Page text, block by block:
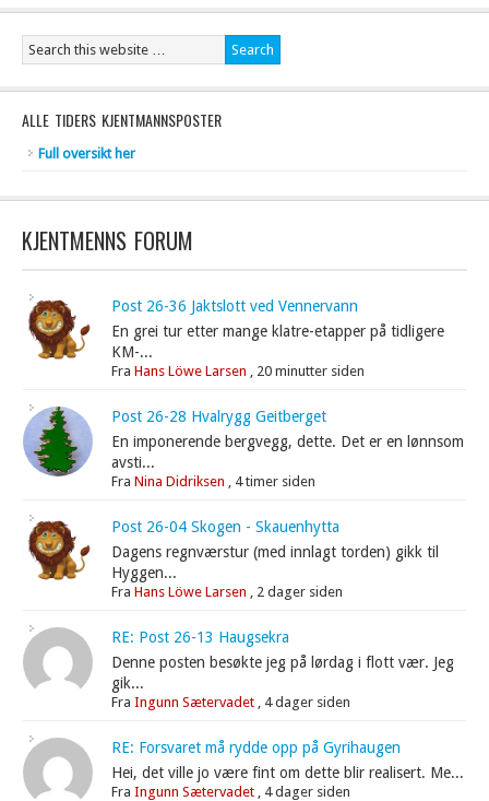
ALLE TIDERS KJENTMANNSPOSTER
Full oversikt her
KJENTMENNS FORUM
Post 26-36 Jaktslott ved Vennervann
En grei tur etter mange klatre-etapper på tidligere
KM-...
FraHans Löwe Larsen , 20 minutter siden
Post 26-28 Hvalrygg Geitberget
En imponerende bergvegg, dette. Det er en lønnsom
avsti...
FraNina Didriksen , 4 timer siden
Post 26-04 Skogen - Skauenhytta
Dagens regnværstur (med innlagt torden) gikk til
Hyggen...
FraHans Löwe Larsen , 2 dager siden
RE: Post 26-13 Haugsekra
Denne posten besøkte jeg på lørdag i flott vær. Jeg
gik...
FraIngunn Sætervadet , 4 dager siden
RE: Forsvaret må rydde opp på Gyrihaugen
Hei, det ville jo være fint om dette blir realisert. Me...
FraIngunn Sætervadet , 4 dager siden